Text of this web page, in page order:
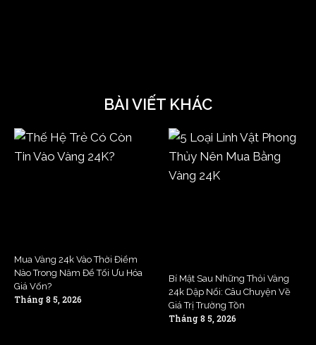
BÀI VIẾT KHÁC
Mua Vàng 24k Vào Thời Điểm
Nào Trong Năm Để Tối Ưu Hóa
Giá Vốn?
Tháng 8 5, 2026
Bí Mật Sau Những Thỏi Vàng
24k Dập Nổi: Câu Chuyện Về
Giá Trị Trường Tồn
Tháng 8 5, 2026